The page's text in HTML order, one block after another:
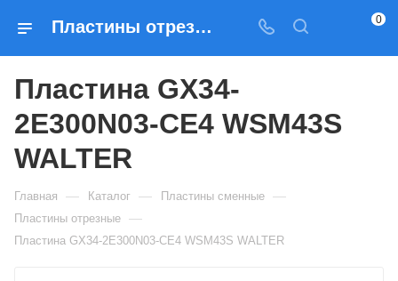
Пластины отрезные Пластина GX34-2E300N03-CE4 WSM43S WALTER — купить по выгодным ценам в Москве 0
Пластина GX34-
2E300N03-CE4 WSM43S
WALTER
Главная — Каталог — Пластины сменные —
Пластины отрезные —
Пластина GX34-2E300N03-CE4 WSM43S WALTER